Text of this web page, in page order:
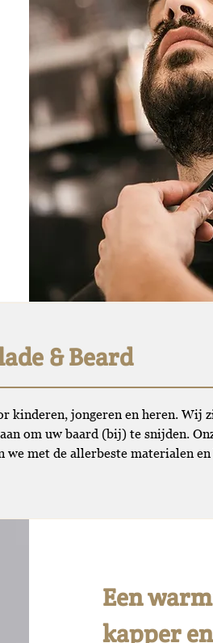
& Beard
kinderen, jongeren en heren. Wij
om uw baard (bij) te snijden.
met de allerbeste materialen
Een
kapper